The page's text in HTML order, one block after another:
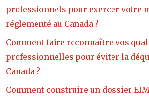
professionnels pour exercer votre
réglementé au Canada ?
Comment faire reconnaître vos
professionnelles pour éviter la
Canada ?
Comment construire un dossier